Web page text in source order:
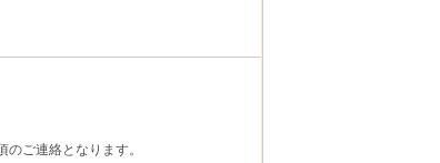
ご連絡となります。